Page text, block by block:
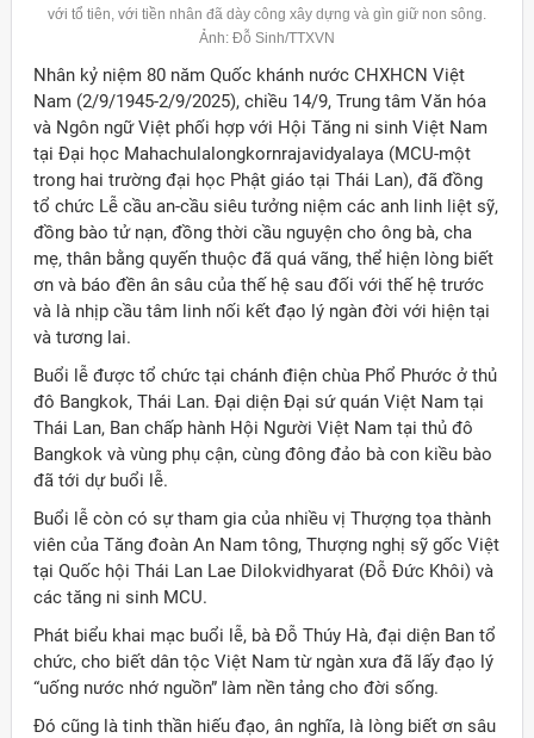
với tổ tiên, với tiền nhân đã dày công xây dựng và gìn giữ non sông.
Ảnh: Đỗ Sinh/TTXVN
Nhân kỷ niệm 80 năm Quốc khánh nước CHXHCN Việt
Nam (2/9/1945-2/9/2025), chiều 14/9, Trung tâm Văn hóa
và Ngôn ngữ Việt phối hợp với Hội Tăng ni sinh Việt Nam
tại Đại học Mahachulalongkornrajavidyalaya (MCU-một
trong hai trường đại học Phật giáo tại Thái Lan), đã đồng
tổ chức Lễ cầu an-cầu siêu tưởng niệm các anh linh liệt sỹ,
đồng bào tử nạn, đồng thời cầu nguyện cho ông bà, cha
mẹ, thân bằng quyến thuộc đã quá vãng, thể hiện lòng biết
ơn và báo đền ân sâu của thế hệ sau đối với thế hệ trước
và là nhịp cầu tâm linh nối kết đạo lý ngàn đời với hiện tại
và tương lai.
Buổi lễ được tổ chức tại chánh điện chùa Phổ Phước ở thủ
đô Bangkok, Thái Lan. Đại diện Đại sứ quán Việt Nam tại
Thái Lan, Ban chấp hành Hội Người Việt Nam tại thủ đô
Bangkok và vùng phụ cận, cùng đông đảo bà con kiều bào
đã tới dự buổi lễ.
Buổi lễ còn có sự tham gia của nhiều vị Thượng tọa thành
viên của Tăng đoàn An Nam tông, Thượng nghị sỹ gốc Việt
tại Quốc hội Thái Lan Lae Dilokvidhyarat (Đỗ Đức Khôi) và
các tăng ni sinh MCU.
Phát biểu khai mạc buổi lễ, bà Đỗ Thúy Hà, đại diện Ban tổ
chức, cho biết dân tộc Việt Nam từ ngàn xưa đã lấy đạo lý
“uống nước nhớ nguồn” làm nền tảng cho đời sống.
Đó cũng là tinh thần hiếu đạo, ân nghĩa, là lòng biết ơn sâu